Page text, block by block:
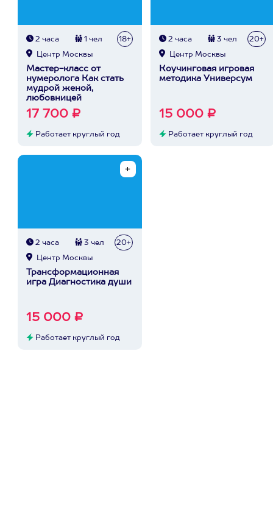
2 часа 1 чел 18+
Центр Москвы
Мастер-класс от
нумеролога Как стать
мудрой женой,
любовницей
17 700 ₽
Работает круглый год
2 часа 3 чел 20+
Центр Москвы
Коучинговая игровая
методика Универсум
15 000 ₽
Работает круглый год
2 часа 3 чел 20+
Центр Москвы
Трансформационная
игра Диагностика души
15 000 ₽
Работает круглый год